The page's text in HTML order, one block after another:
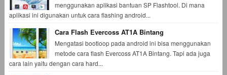
menggunakan aplikasi bantuan SP Flashtool. Di mana
aplikasi ini digunakan untuk cara flashing android...
Cara Flash Evercoss AT1A Bintang
Mengatasi bootloop pada android ini bisa menggunakan
metode cara flash Evercoss AT1A Bintang. Tapi ada juga
cara lain yaitu dengan cara hard...